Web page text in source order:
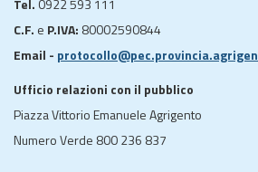
C.F. e P.IVA: 80002590844
Email -
Ufficio relazioni con il pubblico
Piazza Vittorio Emanuele Agrigento
Numero Verde 800 236 837